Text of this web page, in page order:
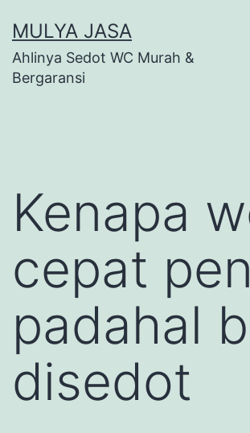
to
content
MULYA JASA
Ahlinya Sedot WC Murah &
Bergaransi
Kenapa
cepat
padahal
disedot